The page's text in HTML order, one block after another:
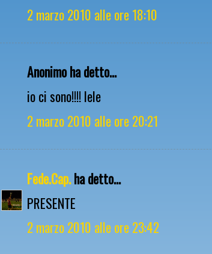
2 marzo 2010 alle ore 18:10
Anonimo ha detto...
io ci sono!!!! lele
2 marzo 2010 alle ore 20:21
Fede.Cap.ha detto...
PRESENTE
2 marzo 2010 alle ore 23:42